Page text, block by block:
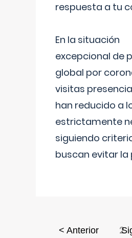
respuesta a tu
En la situación
excepcional de
global por
visitas
han reducido a
estrictamente
siguiendo
buscan evitar la
< Anterior 2